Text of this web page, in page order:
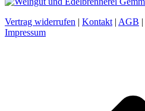
Vertrag widerrufen | Kontakt | AGB |
Impressum